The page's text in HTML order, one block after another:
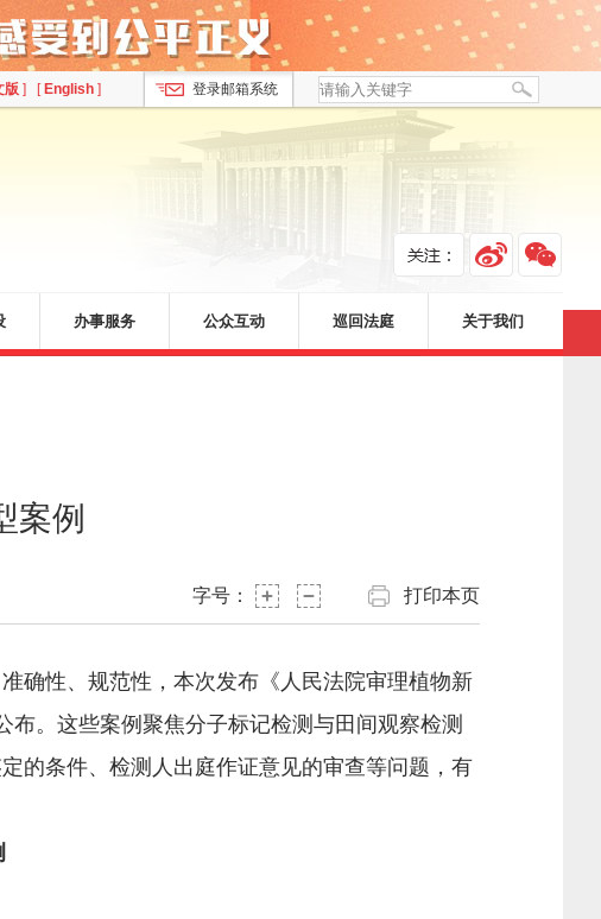
版 ] [ English ] 登录邮箱系统
办事服务 公众互动 巡回法庭 关于我们
案例
字号： 打印本页
性、规范性，本次发布《人民法院审理植物新
。这些案例聚焦分子标记检测与田间观察检测
的条件、检测人出庭作证意见的审查等问题，有